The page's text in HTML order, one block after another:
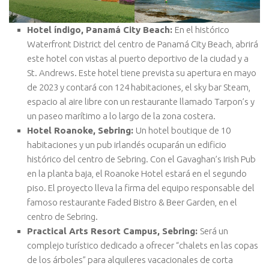
Hotel índigo, Panamá City Beach: En el histórico
Waterfront District del centro de Panamá City Beach, abrirá
este hotel con vistas al puerto deportivo de la ciudad y a
St. Andrews. Este hotel tiene prevista su apertura en mayo
de 2023 y contará con 124 habitaciones, el sky bar Steam,
espacio al aire libre con un restaurante llamado Tarpon’s y
un paseo marítimo a lo largo de la zona costera.
Hotel Roanoke, Sebring: Un hotel boutique de 10
habitaciones y un pub irlandés ocuparán un edificio
histórico del centro de Sebring. Con el Gavaghan’s Irish Pub
en la planta baja, el Roanoke Hotel estará en el segundo
piso. El proyecto lleva la firma del equipo responsable del
famoso restaurante Faded Bistro & Beer Garden, en el
centro de Sebring.
Practical Arts Resort Campus, Sebring: Será un
complejo turístico dedicado a ofrecer “chalets en las copas
de los árboles” para alquileres vacacionales de corta